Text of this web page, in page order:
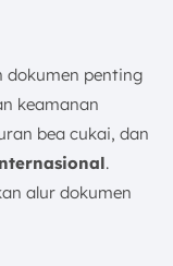
dokumen penting
keamanan
bea cukai, dan
.
alur dokumen